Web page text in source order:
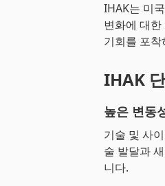
IHAK는 미
변화에 대
기회를 포
IHAK
높은 변동
기술 및 사
술 발달과
니다.